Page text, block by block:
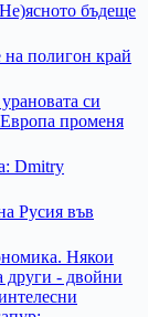
бъдеще
си
променя
Русия във